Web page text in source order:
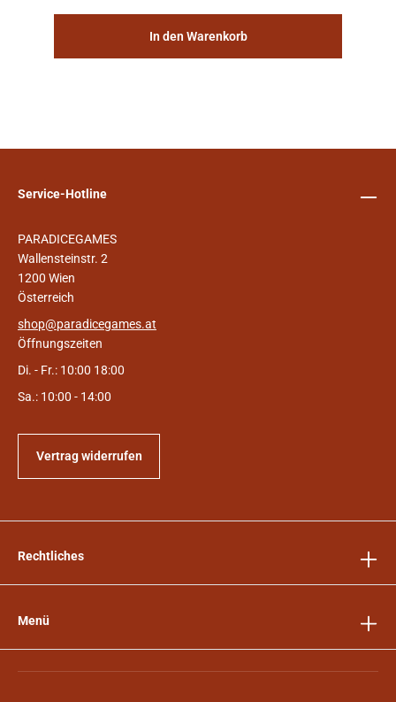
In den Warenkorb
Service-Hotline
PARADICEGAMES
Wallensteinstr. 2
1200 Wien
Österreich
shop@paradicegames.at
Öffnungszeiten
Di. - Fr.: 10:00 18:00
Sa.: 10:00 - 14:00
Vertrag widerrufen
Rechtliches
Menü